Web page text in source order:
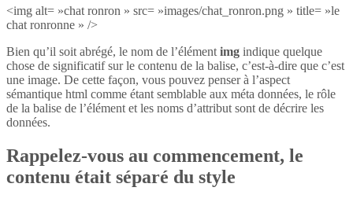
<img alt= »chat ronron » src= »images/chat_ronron.png » title= »le
chat ronronne » />
Bien qu’il soit abrégé, le nom de l’élément img indique quelque
chose de significatif sur le contenu de la balise, c’est-à-dire que c’est
une image. De cette façon, vous pouvez penser à l’aspect
sémantique html comme étant semblable aux méta données, le rôle
de la balise de l’élément et les noms d’attribut sont de décrire les
données.
Rappelez-vous au commencement, le
contenu était séparé du style